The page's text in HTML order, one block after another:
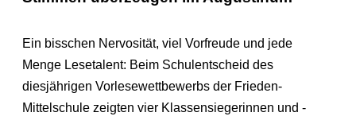
Ein bisschen Nervosität, viel Vorfreude und jede
Menge Lesetalent: Beim Schulentscheid des
diesjährigen Vorlesewettbewerbs der Frieden-
Mittelschule zeigten vier Klassensiegerinnen und -